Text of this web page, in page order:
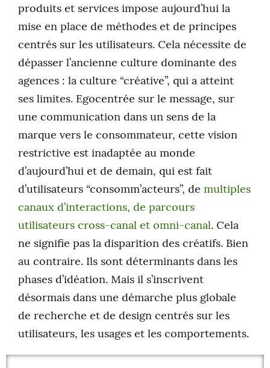
produits et services impose aujourd’hui la
mise en place de méthodes et de principes
centrés sur les utilisateurs. Cela nécessite de
dépasser l’ancienne culture dominante des
agences : la culture “créative”, qui a atteint
ses limites. Egocentrée sur le message, sur
une communication dans un sens de la
marque vers le consommateur, cette vision
restrictive est inadaptée au monde
d’aujourd’hui et de demain, qui est fait
d’utilisateurs “consomm’acteurs”, demultiples
canaux d’interactions, de parcours
utilisateurs cross-canal et omni-canal. Cela
ne signifie pas la disparition des créatifs. Bien
au contraire. Ils sont déterminants dans les
phases d’idéation. Mais il s’inscrivent
désormais dans une démarche plus globale
de recherche et de design centrés sur les
utilisateurs, les usages et les comportements.